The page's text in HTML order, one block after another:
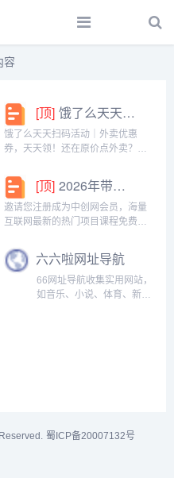
容
[顶] 饿了么天天扫码活动｜外卖优惠券，天天领！
饿了么天天扫码活动｜外卖优惠
券，天天领！还在原价点外卖？你
码活动」，用微信扫一扫，就能领
外卖专属优惠券，先领券再下单，
省钱更划算！优惠覆盖全场景早餐
汉堡、午餐快餐、晚餐炸...
[顶] 2026年带你闷声赚大钱，轻松月赚1000+
邀请您注册成为中创网会员，海量
互联网最新的热门项目课程免费学
CPA，CPS，虚拟资源，各类爆粉
赚钱攻略，国内外最新赚钱项目，
都在中创网，快来学习吧！注册中
创网（赚现金）h...
六六啦网址导航
66网址导航收集实用网站，
如音乐、小说、体育、新
蜀ICP备20007132号